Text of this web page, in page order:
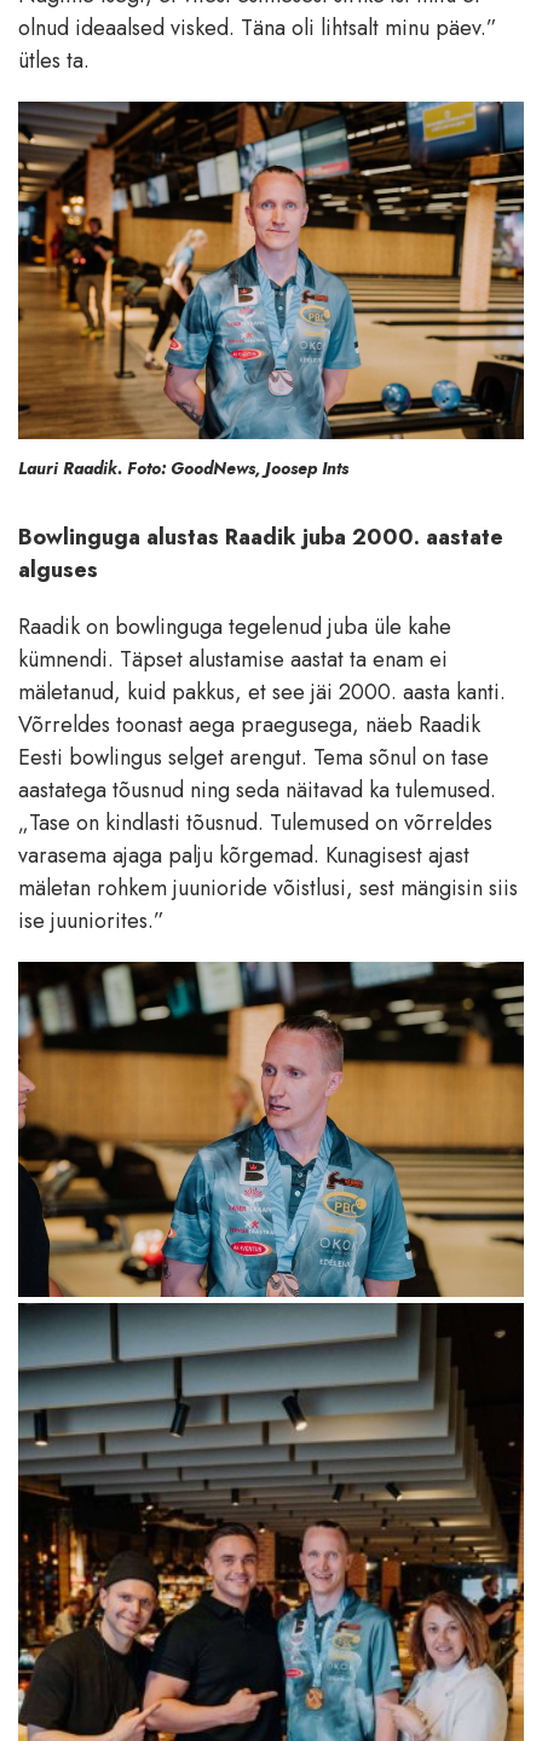
olnud ideaalsed visked. Täna oli lihtsalt minu päev.”
ütles ta.
Lauri Raadik. Foto: GoodNews, Joosep Ints
Bowlinguga alustas Raadik juba 2000. aastate
alguses
Raadik on bowlinguga tegelenud juba üle kahe
kümnendi. Täpset alustamise aastat ta enam ei
mäletanud, kuid pakkus, et see jäi 2000. aasta kanti.
Võrreldes toonast aega praegusega, näeb Raadik
Eesti bowlingus selget arengut. Tema sõnul on tase
aastatega tõusnud ning seda näitavad ka tulemused.
„Tase on kindlasti tõusnud. Tulemused on võrreldes
varasema ajaga palju kõrgemad. Kunagisest ajast
mäletan rohkem juunioride võistlusi, sest mängisin siis
ise juuniorites.”